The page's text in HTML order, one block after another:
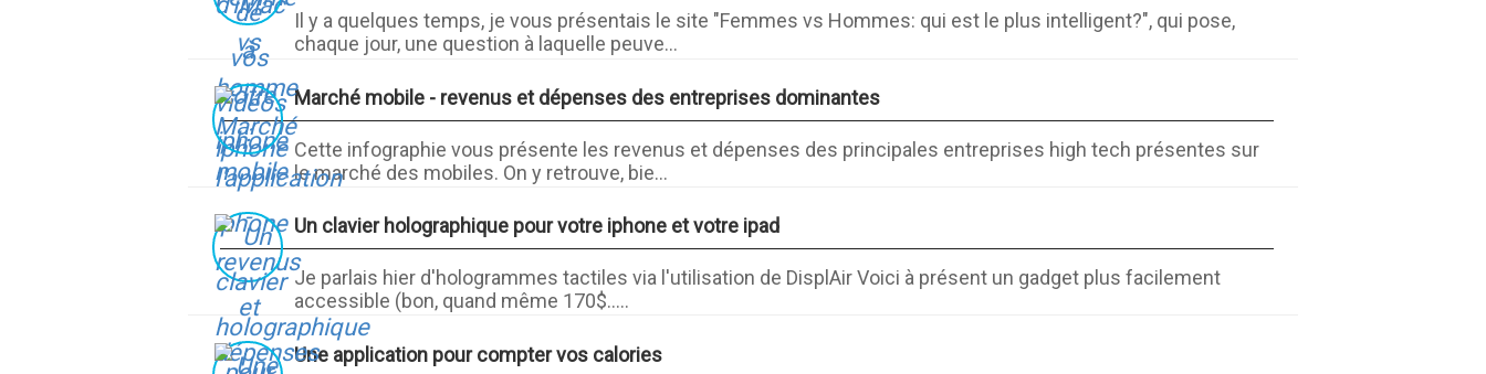
Il y a quelques temps, je vous présentais le site "Femmes vs Hommes: qui est le plus intelligent?", qui pose,
chaque jour, une question à laquelle peuve...
Marché mobile - revenus et dépenses des entreprises dominantes
Cette infographie vous présente les revenus et dépenses des principales entreprises high tech présentes sur
le marché des mobiles. On y retrouve, bie...
Un clavier holographique pour votre iphone et votre ipad
Je parlais hier d'hologrammes tactiles via l'utilisation de DisplAir Voici à présent un gadget plus facilement
accessible (bon, quand même 170$.....
Une application pour compter vos calories